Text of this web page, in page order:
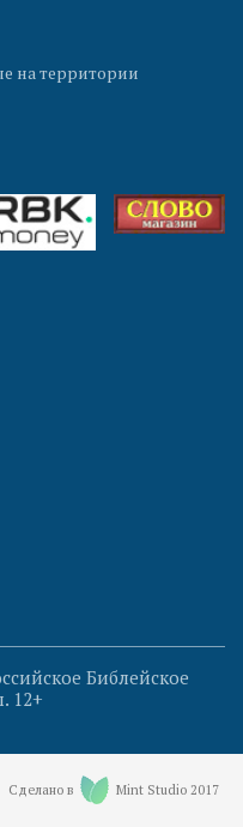
на территории
Библейское
12+
Сделано в Mint Studio 2017